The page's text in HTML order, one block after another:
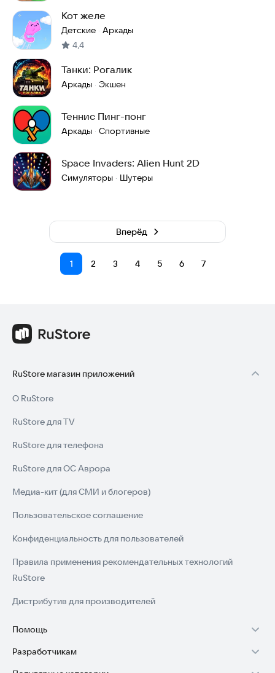
Кот желе
Детские · Аркады
4,4
Танки: Рогалик
Аркады · Экшен
Теннис Пинг-понг
Аркады · Спортивные
Space Invaders: Alien Hunt 2D
Симуляторы · Шутеры
1 2 3 4 5 6 7
Вперёд
RuStore магазин приложений
О RuStore
RuStore для TV
RuStore для телефона
RuStore для ОС Аврора
Медиа-кит (для СМИ и блогеров)
Пользовательское соглашение
Конфиденциальность для пользователей
Правила применения рекомендательных технологий
RuStore
Дистрибутив для производителей
Помощь
Установка RuStore на TV
Разработчикам